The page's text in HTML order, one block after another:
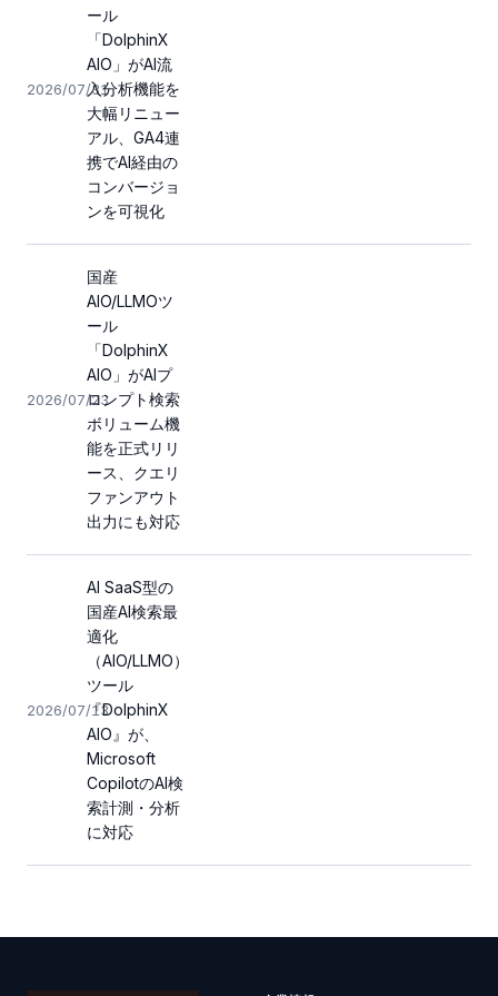
2026/07/31
ール
「DolphinX
AIO」がAI流
入分析機能を
大幅リニュー
アル、GA4連
携でAI経由の
コンバージョ
ンを可視化
2026/07/23
国産
AIO/LLMOツ
ール
「DolphinX
AIO」がAIプ
ロンプト検索
ボリューム機
能を正式リリ
ース、クエリ
ファンアウト
出力にも対応
2026/07/13
AI SaaS型の
国産AI検索最
適化
（AIO/LLMO）
ツール
『DolphinX
AIO』が、
Microsoft
CopilotのAI検
索計測・分析
に対応